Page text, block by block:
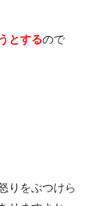
とするので
りをぶつけら